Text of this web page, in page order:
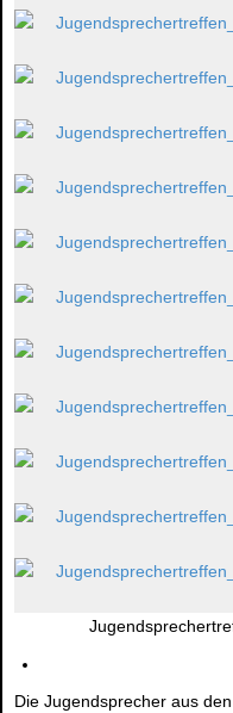
Die Jugendsprecher aus